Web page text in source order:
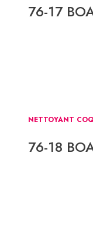
76-17
NETTOYANT
76-18